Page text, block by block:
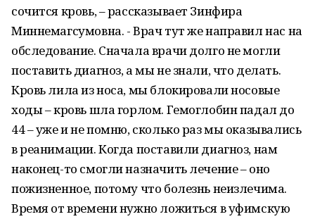
сочится кровь, – рассказывает Зинфира
Миннемагсумовна. - Врач тут же направил нас на
обследование. Сначала врачи долго не могли
поставить диагноз, а мы не знали, что делать.
Кровь лила из носа, мы блокировали носовые
ходы – кровь шла горлом. Гемоглобин падал до
44 – уже и не помню, сколько раз мы оказывались
в реанимации. Когда поставили диагноз, нам
наконец-то смогли назначить лечение – оно
пожизненное, потому что болезнь неизлечима.
Время от времени нужно ложиться в уфимскую